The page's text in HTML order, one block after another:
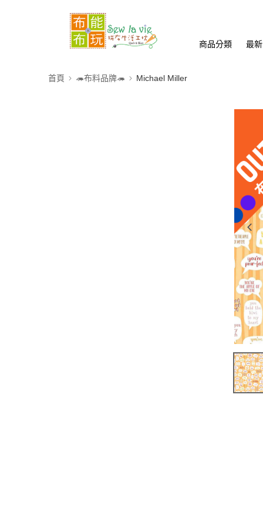
商品分類 最
首頁 🦔布料品牌🦔 Michael Miller